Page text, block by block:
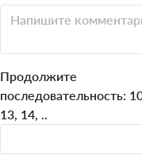
Продолжите
последовательность:
13, 14, ..